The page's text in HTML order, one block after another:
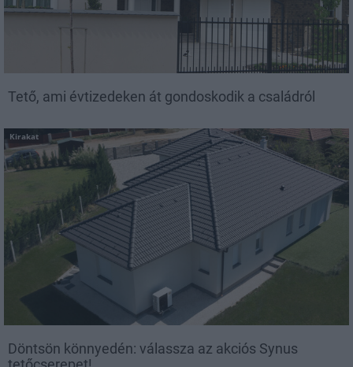
Tető, ami évtizedeken át gondoskodik a családról
Kirakat
Döntsön könnyedén: válassza az akciós Synus